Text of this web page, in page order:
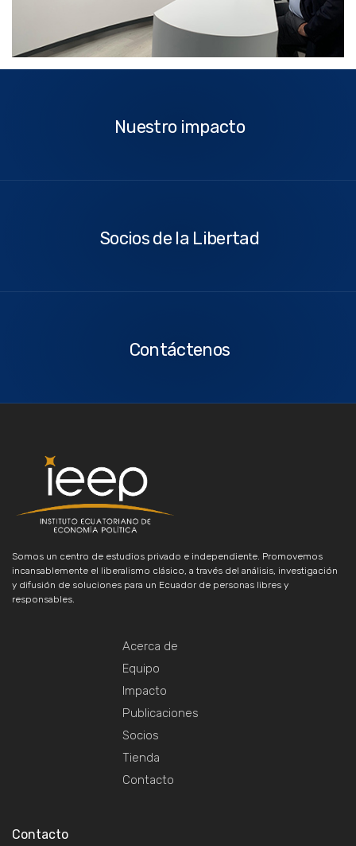
Nuestro impacto
Libertad
Socios de la Libertad
Contáctenos
Somos un centro de estudios privado e independiente. Promovemos
incansablemente el liberalismo clásico, a través del análisis, investigación
y difusión de soluciones para un Ecuador de personas libres y
responsables.
Acerca de
Equipo
Impacto
Publicaciones
Socios
Tienda
Contacto
Contacto